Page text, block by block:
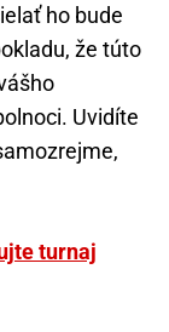
ho bude
že túto
Uvidíte
turnaj